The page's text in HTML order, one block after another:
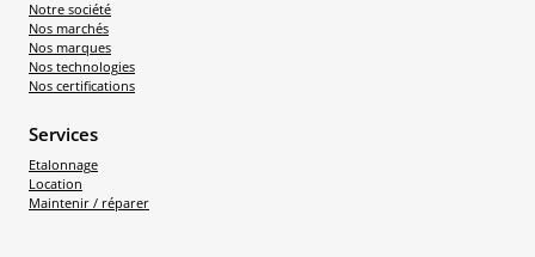
Notre société
Nos marchés
Nos marques
Nos technologies
Nos certifications
Services
Etalonnage
Location
Maintenir / réparer